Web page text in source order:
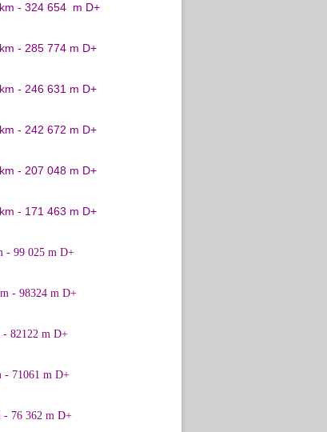
- 324 654 m D+
- 285 774 m D+
- 246 631 m D+
- 242 672 m D+
- 207 048 m D+
- 171 463 m D+
- 99 025 m D+
- 98324 m D+
- 82122 m D+
- 71061 m D+
76 362 m D+